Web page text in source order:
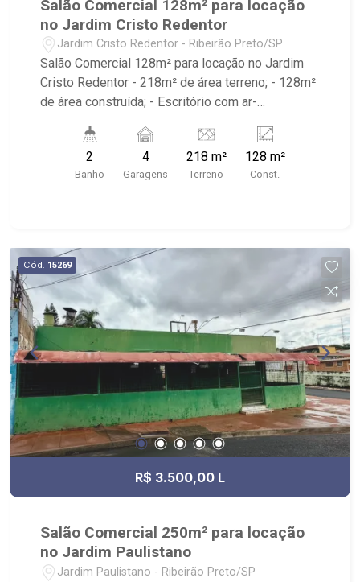
Salão Comercial 128m² para locação
no Jardim Cristo Redentor
Jardim Cristo Redentor - Ribeirão Preto/SP
Salão Comercial 128m² para locação no Jardim
Cristo Redentor - 218m² de área terreno; - 128m²
de área construída; - Escritório com ar-
Direito Alto 4,5m²; - Imóvel com Piso, Iluminação
e Padrão de Energia; - Portão Basculante; - 4
vagas; - Próximo ao Mercado Compre Bem,
2
Banho
4
Garagens
218 m²
Terreno
128 m²
Const.
Cód. 15269
R$ 3.500,00 L
Salão Comercial 250m² para locação
no Jardim Paulistano
Jardim Paulistano - Ribeirão Preto/SP